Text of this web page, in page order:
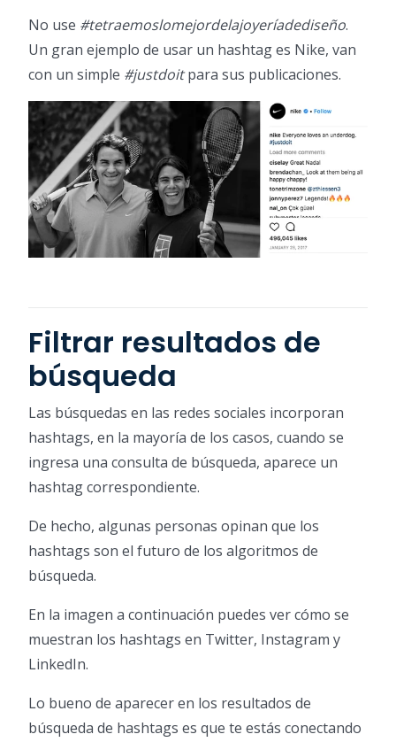
No use #tetraemoslomejordelajoyeríadediseño.
Un gran ejemplo de usar un hashtag es Nike, van
con un simple #justdoitpara sus publicaciones.
Filtrar resultados de
búsqueda
Las búsquedas en las redes sociales incorporan
hashtags, en la mayoría de los casos, cuando se
ingresa una consulta de búsqueda, aparece un
hashtag correspondiente.
De hecho, algunas personas opinan que los
hashtags son el futuro de los algoritmos de
búsqueda.
En la imagen a continuación puedes ver cómo se
muestran los hashtags en Twitter, Instagram y
LinkedIn.
Lo bueno de aparecer en los resultados de
búsqueda de hashtags es que te estás conectando